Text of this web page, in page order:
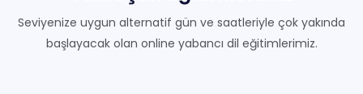
Seviyenize uygun alternatif gün ve saatleriyle çok yakında
başlayacak olan online yabancı dil eğitimlerimiz.